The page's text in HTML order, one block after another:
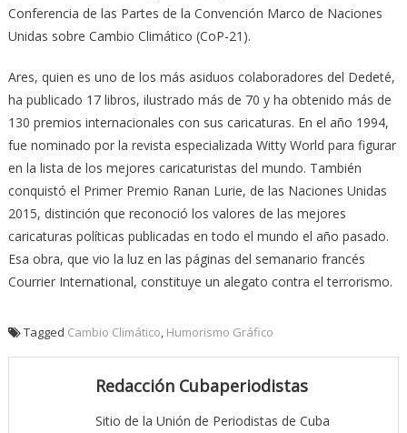
Conferencia de las Partes de la Convención Marco de Naciones
Unidas sobre Cambio Climático (CoP-21).
Ares, quien es uno de los más asiduos colaboradores del Dedeté,
ha publicado 17 libros, ilustrado más de 70 y ha obtenido más de
130 premios internacionales con sus caricaturas. En el año 1994,
fue nominado por la revista especializada Witty World para figurar
en la lista de los mejores caricaturistas del mundo. También
conquistó el Primer Premio Ranan Lurie, de las Naciones Unidas
2015, distinción que reconoció los valores de las mejores
caricaturas políticas publicadas en todo el mundo el año pasado.
Esa obra, que vio la luz en las páginas del semanario francés
Courrier International, constituye un alegato contra el terrorismo.
Tagged Cambio Climático, Humorismo Gráfico
Redacción Cubaperiodistas
Sitio de la Unión de Periodistas de Cuba